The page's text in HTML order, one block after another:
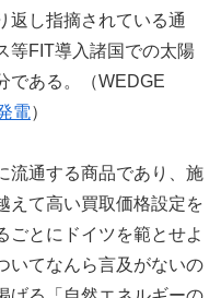
返し指摘されている通
等FIT導入諸国での太陽
である。（WEDGE
電）
流通する商品であり、施
えて高い買取価格設定を
ごとにドイツを範とせよ
いてなんら言及がないの